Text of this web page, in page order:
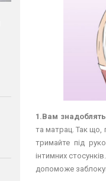
1.Вам
та матрац. Так що,
тримайте під
інтимних
допоможе